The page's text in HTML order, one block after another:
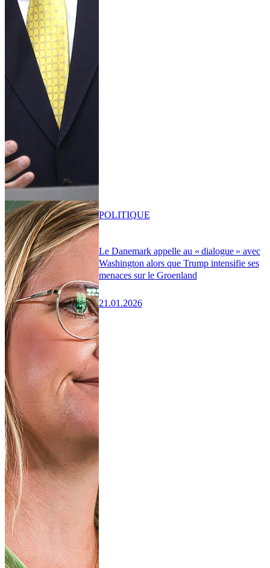
Le Danemark appelle au « dialogue » avec
Washington alors que Trump intensifie ses
menaces sur le Groenland
21.01.2026
POLITIQUE